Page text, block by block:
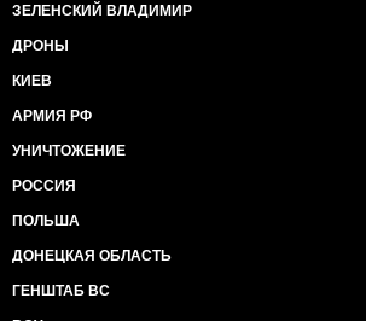
ЗЕЛЕНСКИЙ ВЛАДИМИР
ДРОНЫ
КИЕВ
АРМИЯ РФ
УНИЧТОЖЕНИЕ
РОССИЯ
ПОЛЬША
ДОНЕЦКАЯ ОБЛАСТЬ
ГЕНШТАБ ВС